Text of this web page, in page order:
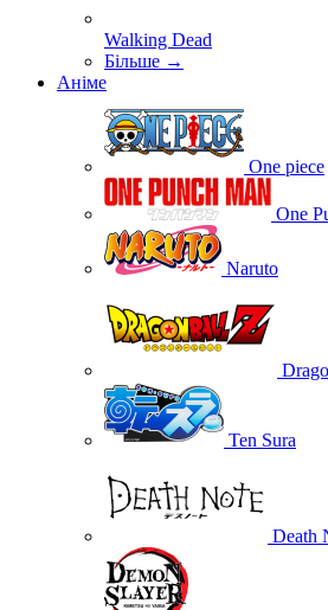
Walking Dead
Більше →
Аніме
One piece
One
Naruto
Ten Sura
Death